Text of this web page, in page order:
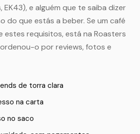
EK43), e alguém que te saiba dizer
do que estás a beber. Se um café
estes requisitos, está na Roasters
o por reviews, fotos e
de torra clara
na carta
no saco